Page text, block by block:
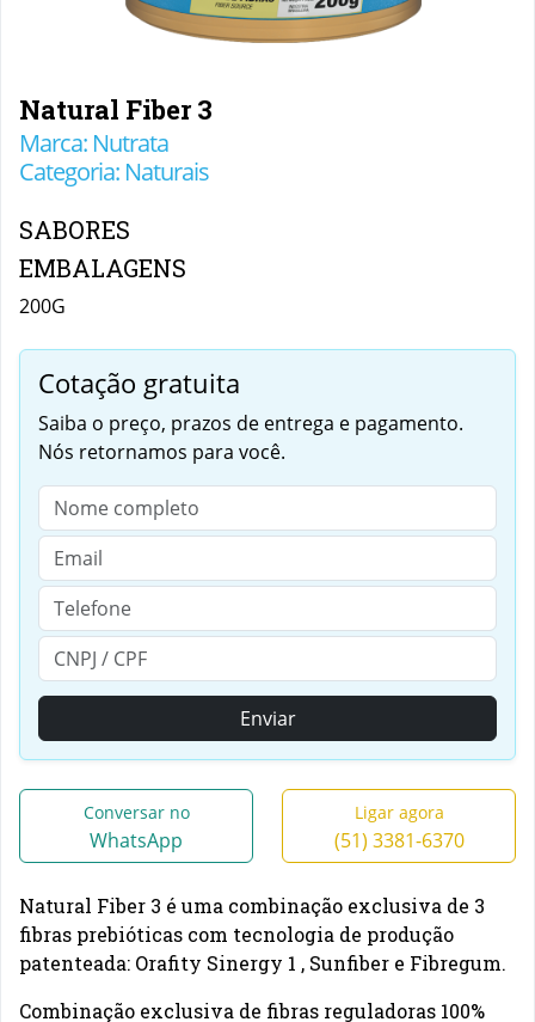
Natural Fiber 3
Marca: Nutrata
Categoria: Naturais
SABORES
EMBALAGENS
200G
Cotação gratuita
Saiba o preço, prazos de entrega e pagamento.
Nós retornamos para você.
Enviar
Conversar no
WhatsApp
Ligar agora
(51) 3381-6370
Natural Fiber 3 é uma combinação exclusiva de 3
fibras prebióticas com tecnologia de produção
patenteada: Orafity Sinergy 1 , Sunfiber e Fibregum.
Combinação exclusiva de fibras reguladoras 100%